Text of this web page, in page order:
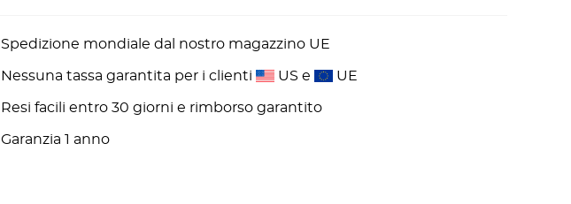
Spedizione mondiale dal nostro magazzino UE
Nessuna tassa garantita per i clienti US e UE
Resi facili entro 30 giorni e rimborso garantito
Garanzia 1 anno